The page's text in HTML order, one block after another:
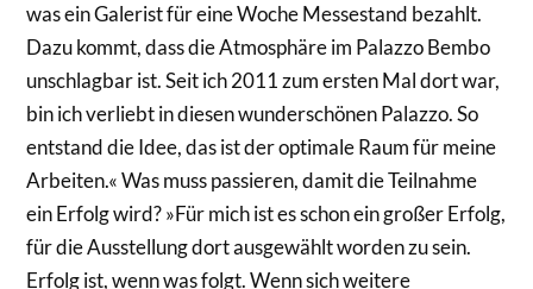
was ein Galerist für eine Woche Messestand bezahlt.
Dazu kommt, dass die Atmosphäre im Palazzo Bembo
unschlagbar ist. Seit ich 2011 zum ersten Mal dort war,
bin ich verliebt in diesen wunderschönen Palazzo. So
entstand die Idee, das ist der optimale Raum für meine
Arbeiten.« Was muss passieren, damit die Teilnahme
ein Erfolg wird? »Für mich ist es schon ein großer Erfolg,
für die Ausstellung dort ausgewählt worden zu sein.
Erfolg ist, wenn was folgt. Wenn sich weitere